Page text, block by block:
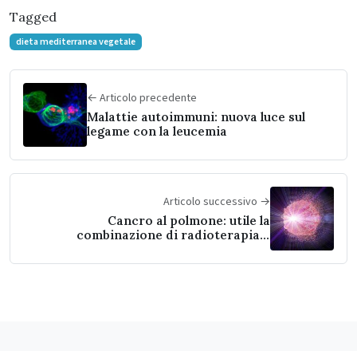
Tagged
dieta mediterranea vegetale
← Articolo precedente
Malattie autoimmuni: nuova luce sul
legame con la leucemia
Articolo successivo →
Cancro al polmone: utile la
combinazione di radioterapia e